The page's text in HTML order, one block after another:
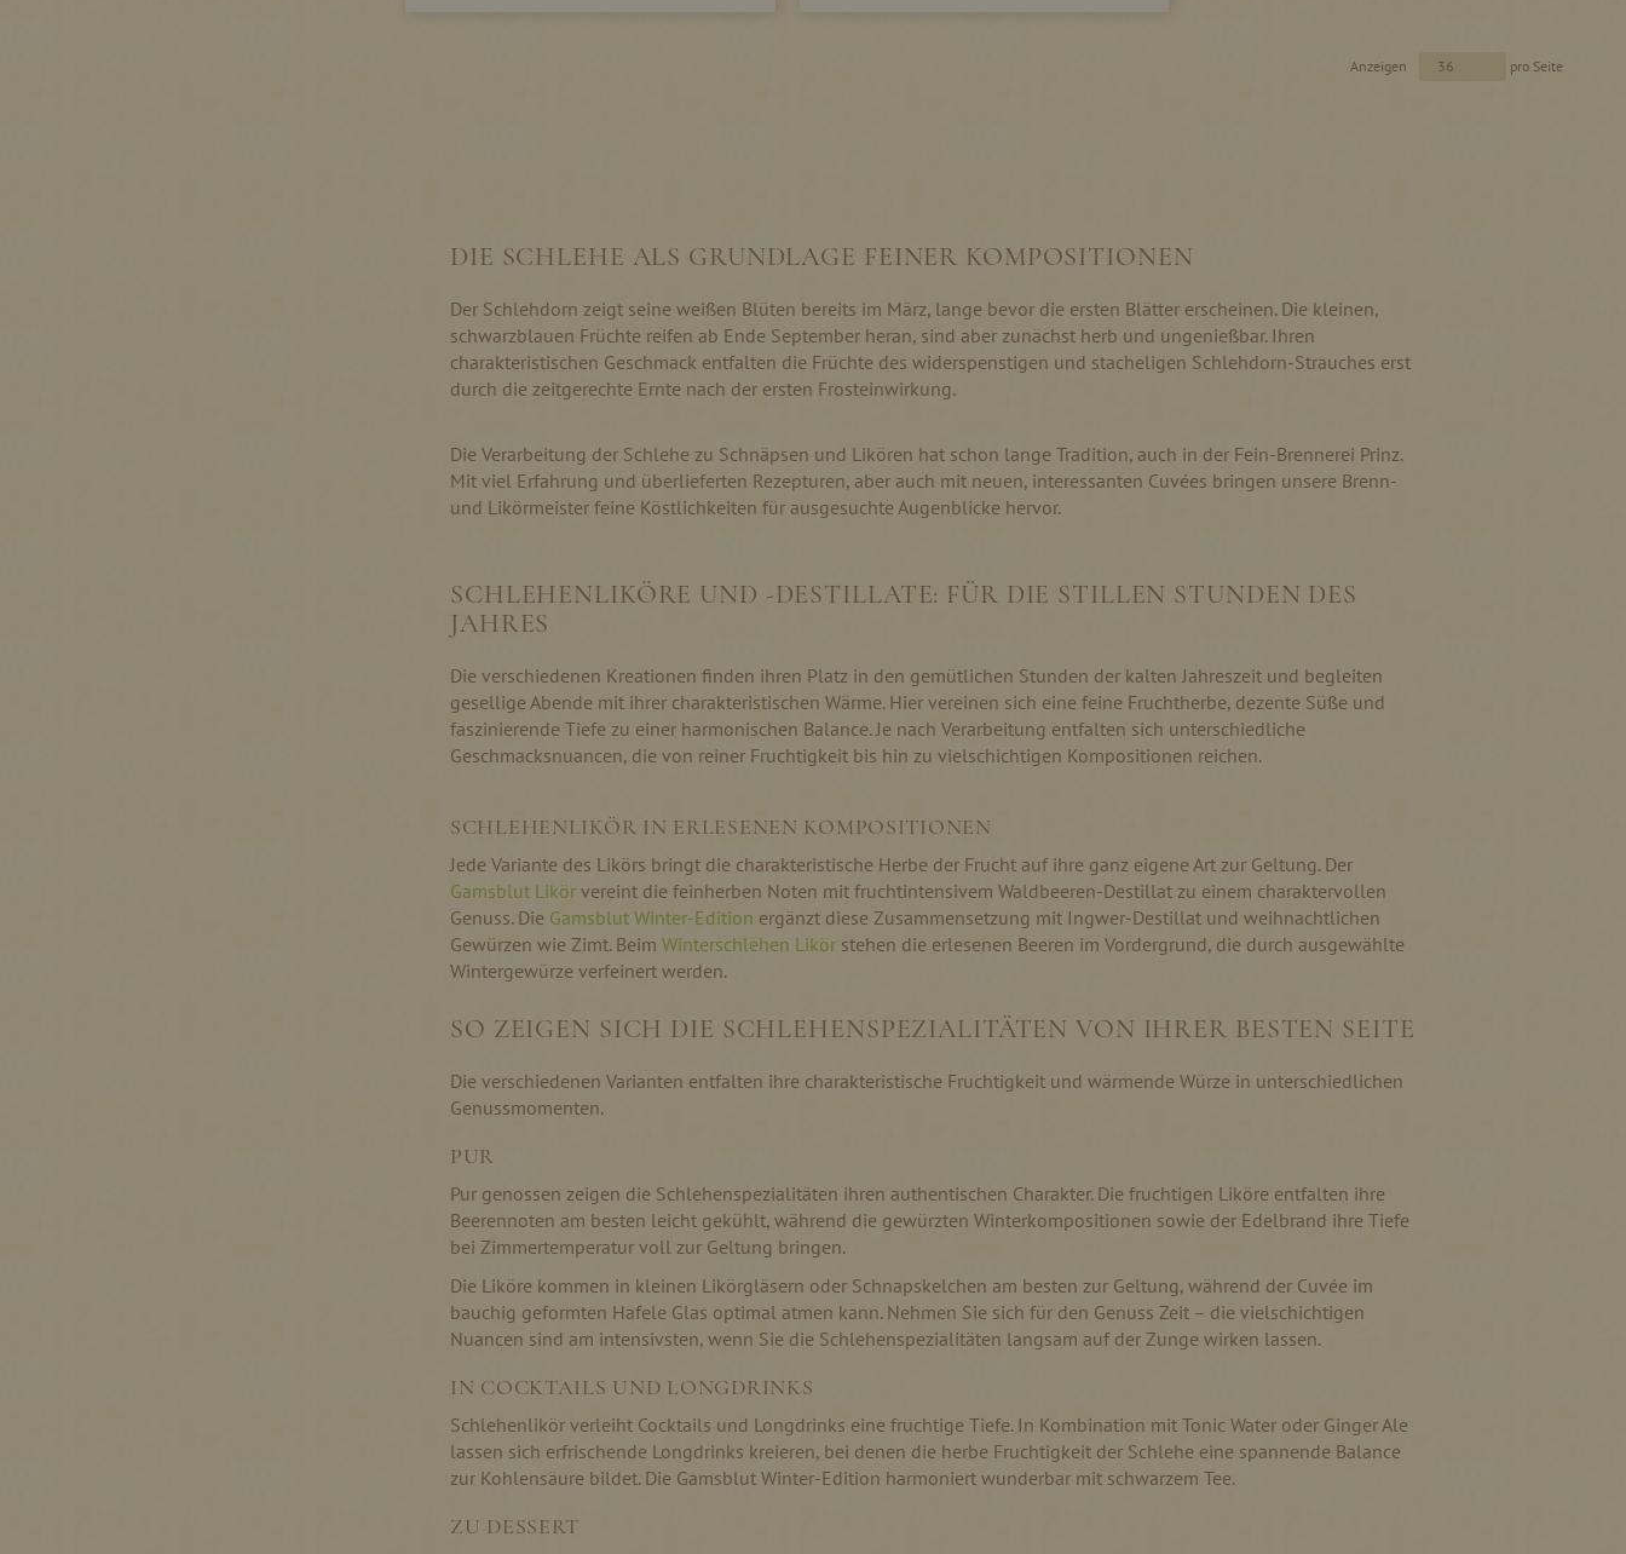
Anzeigen pro Seite
DIE SCHLEHE ALS GRUNDLAGE FEINER KOMPOSITIONEN
Der Schlehdorn zeigt seine weißen Blüten bereits im März, lange bevor die ersten Blätter erscheinen. Die kleinen,
schwarzblauen Früchte reifen ab Ende September heran, sind aber zunächst herb und ungenießbar. Ihren
charakteristischen Geschmack entfalten die Früchte des widerspenstigen und stacheligen Schlehdorn-Strauches erst
durch die zeitgerechte Ernte nach der ersten Frosteinwirkung.
Die Verarbeitung der Schlehe zu Schnäpsen und Likören hat schon lange Tradition, auch in der Fein-Brennerei Prinz.
Mit viel Erfahrung und überlieferten Rezepturen, aber auch mit neuen, interessanten Cuvées bringen unsere Brenn-
und Likörmeister feine Köstlichkeiten für ausgesuchte Augenblicke hervor.
SCHLEHENLIKÖRE UND -DESTILLATE: FÜR DIE STILLEN STUNDEN DES
JAHRES
Die verschiedenen Kreationen finden ihren Platz in den gemütlichen Stunden der kalten Jahreszeit und begleiten
gesellige Abende mit ihrer charakteristischen Wärme. Hier vereinen sich eine feine Fruchtherbe, dezente Süße und
faszinierende Tiefe zu einer harmonischen Balance. Je nach Verarbeitung entfalten sich unterschiedliche
Geschmacksnuancen, die von reiner Fruchtigkeit bis hin zu vielschichtigen Kompositionen reichen.
SCHLEHENLIKÖR IN ERLESENEN KOMPOSITIONEN
Jede Variante des Likörs bringt die charakteristische Herbe der Frucht auf ihre ganz eigene Art zur Geltung. Der
Gamsblut Likör vereint die feinherben Noten mit fruchtintensivem Waldbeeren-Destillat zu einem charaktervollen
Genuss. Die Gamsblut Winter-Edition ergänzt diese Zusammensetzung mit Ingwer-Destillat und weihnachtlichen
Gewürzen wie Zimt. Beim Winterschlehen Likör stehen die erlesenen Beeren im Vordergrund, die durch ausgewählte
Wintergewürze verfeinert werden.
SO ZEIGEN SICH DIE SCHLEHENSPEZIALITÄTEN VON IHRER BESTEN SEITE
Die verschiedenen Varianten entfalten ihre charakteristische Fruchtigkeit und wärmende Würze in unterschiedlichen
Genussmomenten.
PUR
Pur genossen zeigen die Schlehenspezialitäten ihren authentischen Charakter. Die fruchtigen Liköre entfalten ihre
Beerennoten am besten leicht gekühlt, während die gewürzten Winterkompositionen sowie der Edelbrand ihre Tiefe
bei Zimmertemperatur voll zur Geltung bringen.
Die Liköre kommen in kleinen Likörgläsern oder Schnapskelchen am besten zur Geltung, während der Cuvée im
bauchig geformten Hafele Glas optimal atmen kann. Nehmen Sie sich für den Genuss Zeit – die vielschichtigen
Nuancen sind am intensivsten, wenn Sie die Schlehenspezialitäten langsam auf der Zunge wirken lassen.
IN COCKTAILS UND LONGDRINKS
Schlehenlikör verleiht Cocktails und Longdrinks eine fruchtige Tiefe. In Kombination mit Tonic Water oder Ginger Ale
lassen sich erfrischende Longdrinks kreieren, bei denen die herbe Fruchtigkeit der Schlehe eine spannende Balance
zur Kohlensäure bildet. Die Gamsblut Winter-Edition harmoniert wunderbar mit schwarzem Tee.
ZU DESSERT